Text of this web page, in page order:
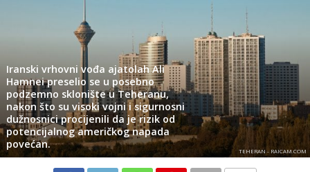
Iranski vrhovni vođa ajatolah Ali
Hamnei preselio se u posebno
podzemno sklonište u Teheranu,
nakon što su visoki vojni i sigurnosni
dužnosnici procijenili da je rizik od
potencijalnog američkog napada
povećan.
TEHERAN - RAICAM.COM